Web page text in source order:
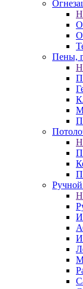
Пены,
Ручной